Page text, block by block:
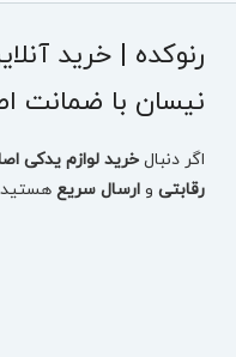
رنوکده | خرید
نیسان با ضمانت
اگر دنبالخرید لوازم یدکی
رقابتی وارسال سریع